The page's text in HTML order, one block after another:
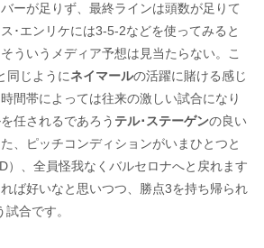
ーが足りず、最終ラインは頭数が足りて
･エンリケには3-5-2などを使ってみると
ういうメディア予想は見当たらない。こ
同じようにネイマールの活躍に賭ける感じ
間帯によっては往来の激しい試合になり
任されるであろう テル･ステーゲンの良い
、ピッチコンディションがいまひとつと
）、全員怪我なくバルセロナへと戻れます
ば好いなと思いつつ、勝点3を持ち帰られ
合です。